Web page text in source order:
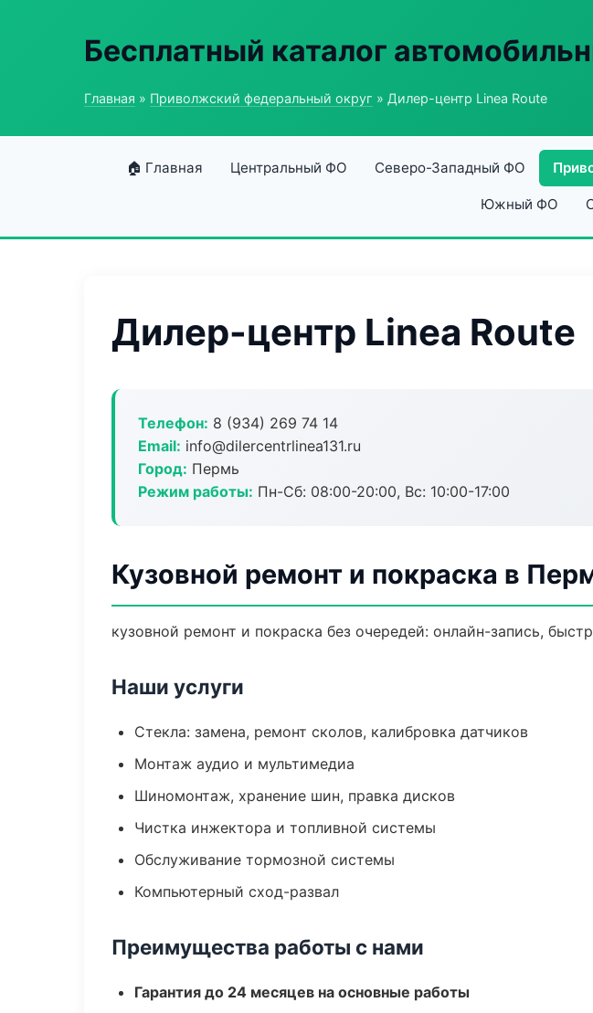
Бесплатный каталог
Главная » Приволжский федеральный округ » Дилер-центр Linea Route
🏠 Главная Центральный ФО Северо-Западный ФО
Южный ФО
Дилер-центр Linea Route
Телефон: 8 (934) 269 74 14
Email: info@dilercentrlinea131.ru
Город: Пермь
Режим работы: Пн-Сб: 08:00-20:00, Вс: 10:00-17:00
Кузовной ремонт и покраска в
кузовной ремонт и покраска без очередей: онлайн-запись,
Наши услуги
Стекла: замена, ремонт сколов, калибровка датчиков
Монтаж аудио и мультимедиа
Шиномонтаж, хранение шин, правка дисков
Чистка инжектора и топливной системы
Обслуживание тормозной системы
Компьютерный сход-развал
Преимущества работы с нами
Гарантия до 24 месяцев на основные работы